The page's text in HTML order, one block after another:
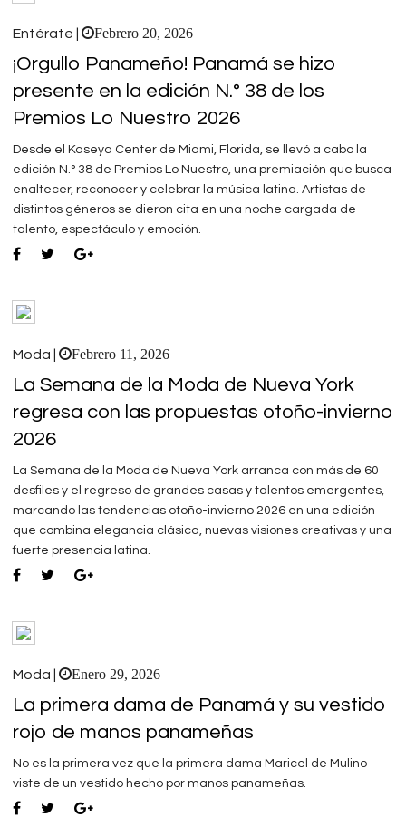
Entérate | Febrero 20, 2026
¡Orgullo Panameño! Panamá se hizo
presente en la edición N.° 38 de los
Premios Lo Nuestro 2026
Desde el Kaseya Center de Miami, Florida, se llevó a cabo la
edición N.° 38 de Premios Lo Nuestro, una premiación que busca
enaltecer, reconocer y celebrar la música latina. Artistas de
distintos géneros se dieron cita en una noche cargada de
talento, espectáculo y emoción.
Moda | Febrero 11, 2026
La Semana de la Moda de Nueva York
regresa con las propuestas otoño-invierno
2026
La Semana de la Moda de Nueva York arranca con más de 60
desfiles y el regreso de grandes casas y talentos emergentes,
marcando las tendencias otoño-invierno 2026 en una edición
que combina elegancia clásica, nuevas visiones creativas y una
fuerte presencia latina.
Moda | Enero 29, 2026
La primera dama de Panamá y su vestido
rojo de manos panameñas
No es la primera vez que la primera dama Maricel de Mulino
viste de un vestido hecho por manos panameñas.